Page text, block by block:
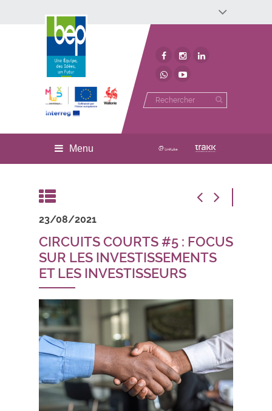
Développement économique
Développement territorial
Menu
23/08/2021
CIRCUITS COURTS #5 : FOCUS
SUR LES INVESTISSEMENTS
ET LES INVESTISSEURS